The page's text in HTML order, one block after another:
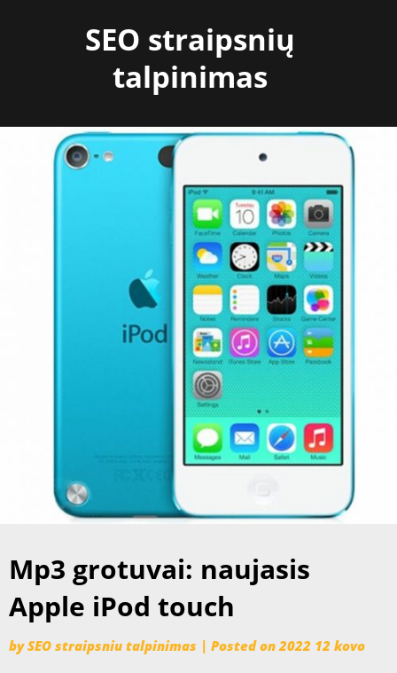
SEO straipsnių
talpinimas
Mp3 grotuvai: naujasis
Apple iPod touch
bySEO straipsniu talpinimas | Posted on2022 12 kovo